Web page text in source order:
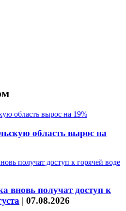
область вырос на
вновь получат доступ к
| 07.08.2026